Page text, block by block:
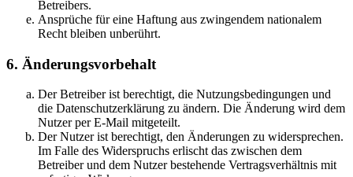
Betreibers.
Ansprüche für eine Haftung aus zwingendem nationalem
Recht bleiben unberührt.
6. Änderungsvorbehalt
Der Betreiber ist berechtigt, die Nutzungsbedingungen und
die Datenschutzerklärung zu ändern. Die Änderung wird dem
Nutzer per E-Mail mitgeteilt.
Der Nutzer ist berechtigt, den Änderungen zu widersprechen.
Im Falle des Widerspruchs erlischt das zwischen dem
Betreiber und dem Nutzer bestehende Vertragsverhältnis mit